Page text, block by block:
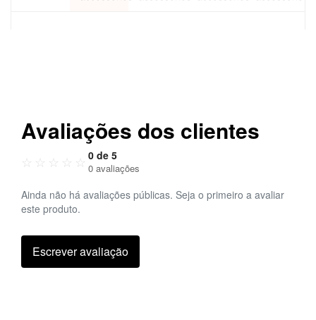
Avaliações dos clientes
☆ ☆ ☆ ☆ ☆ 0 de 5
0 avaliações
Ainda não há avaliações públicas. Seja o primeiro a avaliar
este produto.
Escrever avaliação